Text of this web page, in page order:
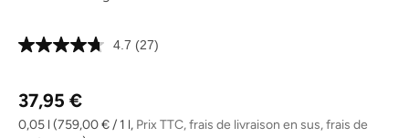
4.7 Lire
la
(27)
Prix régulier :
37,95 €
0,05 l (759,00 € / 1 l, Prix TTC, frais de livraison en sus, frais de